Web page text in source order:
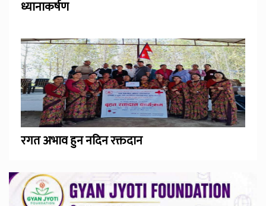
ध्यानाकर्षण
रगत अभाव हुन नदिन रक्तदान